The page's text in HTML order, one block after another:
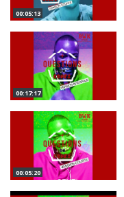
00:05:13
00:17:17
00:05:20